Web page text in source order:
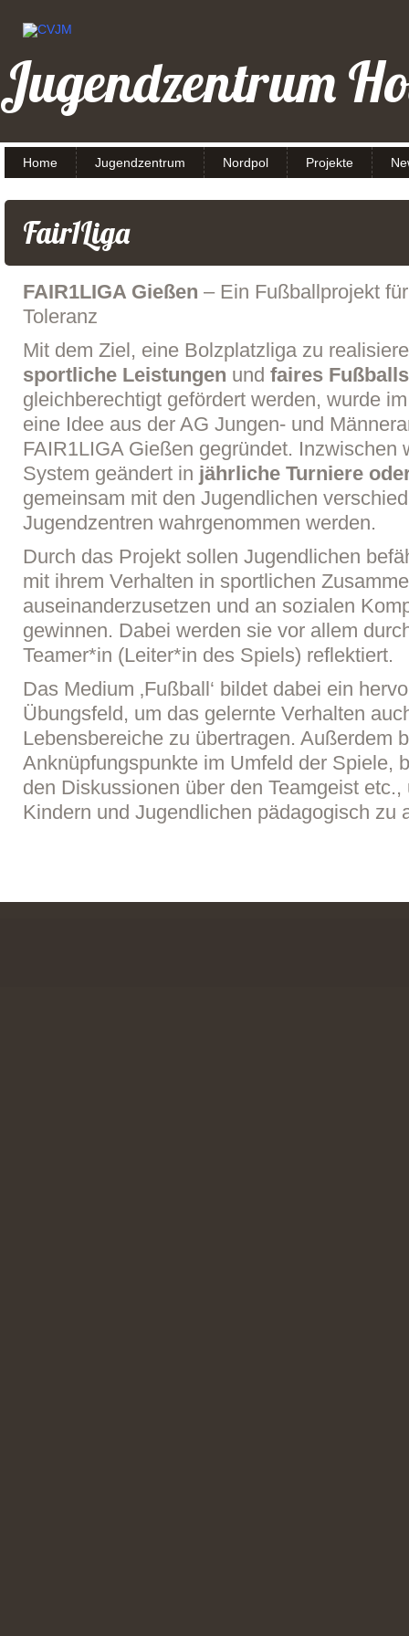
Jugendzentrum
Home Jugendzentrum Nordpol Projekte
Fair1Liga
FAIR1LIGA Gießen – Ein Fußballprojekt
Toleranz
Mit dem Ziel, eine Bolzplatzliga zu
sportliche Leistungen und faires
gleichberechtigt gefördert werden, wurde
eine Idee aus der AG Jungen- und
FAIR1LIGA Gießen gegründet. Inzwischen
System geändert in jährliche Turniere
gemeinsam mit den Jugendlichen
Jugendzentren wahrgenommen werden.
Durch das Projekt sollen Jugendlichen
mit ihrem Verhalten in sportlichen
auseinanderzusetzen und an sozialen
gewinnen. Dabei werden sie vor allem
Teamer*in (Leiter*in des Spiels) reflektiert.
Das Medium ‚Fußball‘ bildet dabei ein
Übungsfeld, um das gelernte Verhalten
Lebensbereiche zu übertragen. Außerdem
Anknüpfungspunkte im Umfeld der Spiele,
den Diskussionen über den Teamgeist etc.,
Kindern und Jugendlichen pädagogisch zu